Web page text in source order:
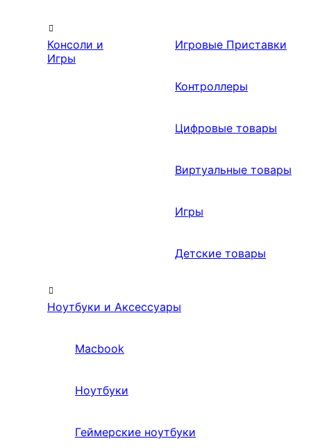
Консоли и
Игры
Игровые Приставки
Контроллеры
Цифровые товары
Виртуальные товары
Игры
Детские товары
Ноутбуки и Аксессуары
Macbook
Ноутбуки
Геймерские ноутбуки